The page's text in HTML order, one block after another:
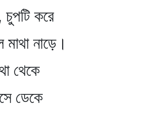
করে
নাড়ে।
থেকে
ডেকে